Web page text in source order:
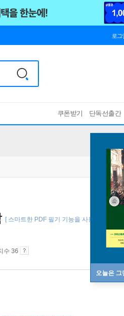
로그
쿠폰받기 단독선출간
오늘은 그
[ 스마트한 PDF 필기 기능을 사용해 보세요! ]
수 36